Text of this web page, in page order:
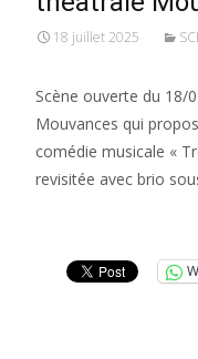
18 juillet 2025
Scène ouverte du 18/
Mouvances qui
comédie musicale «
revisitée avec brio